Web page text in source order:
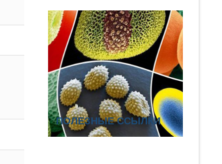
ПОЛЕЗНЫЕ ССЫЛКИ